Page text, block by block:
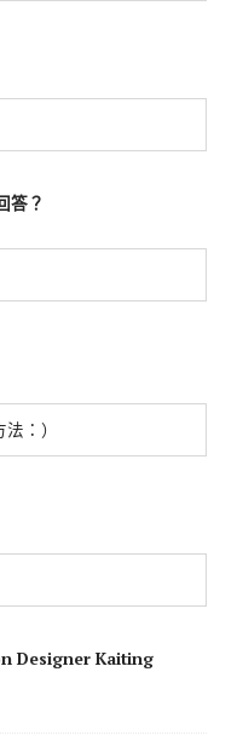
答？
：）
Designer Kaiting